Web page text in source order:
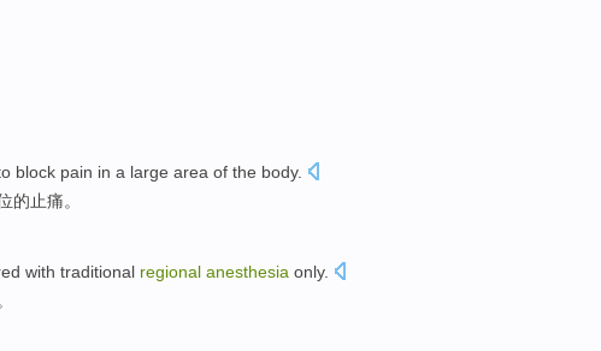
block pain in a large area of the body.
的 止痛。
with traditional regional anesthesia only.